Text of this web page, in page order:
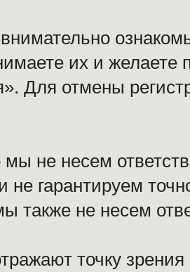
их и желаете
Для отмены
мы не несем
не гарантируем
также не несем
точку